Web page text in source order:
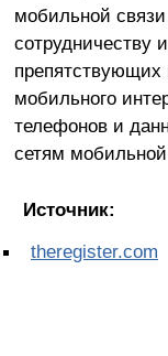
мобильной
сотрудничеству
мобильного
телефонов и
сетям
Источник:
theregister.com